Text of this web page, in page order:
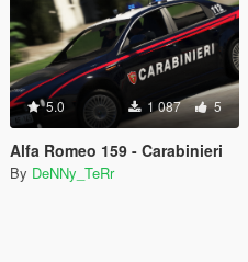
5.0 1 087 5
Alfa Romeo 159 - Carabinieri
By DeNNy_TeRr